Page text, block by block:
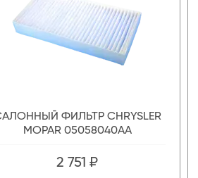
ФИЛЬТР CHRYSLER
MOPAR 05058040AA
2 751 ₽